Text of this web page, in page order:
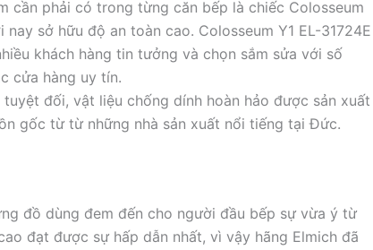
cần phải có trong từng căn bếp là chiếc Colosseum
sở hữu độ an toàn cao. Colosseum Y1 EL-31724E
khách hàng tin tưởng và chọn sắm sửa với số
cửa hàng uy tín.
đối, vật liệu chống dính hoàn hảo được sản xuất
gốc từ từ những nhà sản xuất nổi tiếng tại Đức.
đồ dùng đem đến cho người đầu bếp sự vừa ý từ
đạt được sự hấp dẫn nhất, vì vậy hãng Elmich đã